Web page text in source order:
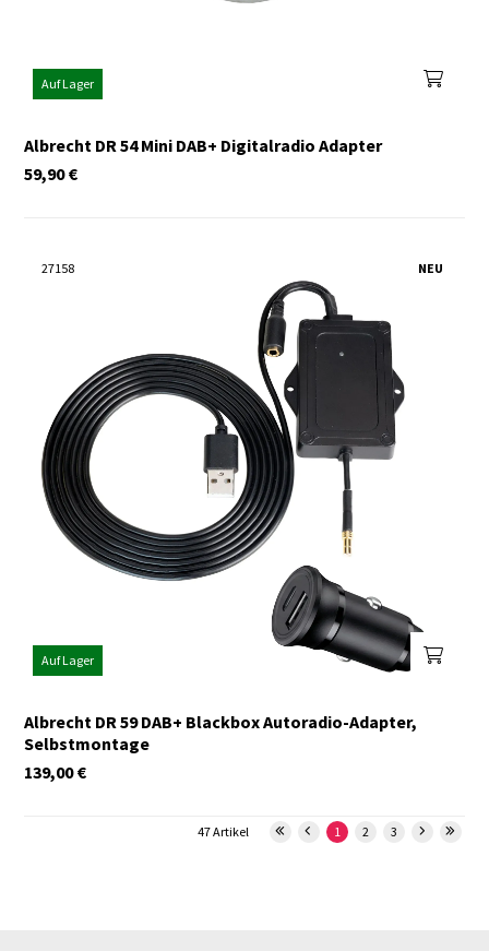
Auf Lager
Albrecht DR 54 Mini DAB+ Digitalradio Adapter
€
59,90
NEU
27158
Auf Lager
Albrecht DR 59 DAB+ Blackbox Autoradio-Adapter,
Selbstmontage
€
139,00
1 2 3
47 Artikel